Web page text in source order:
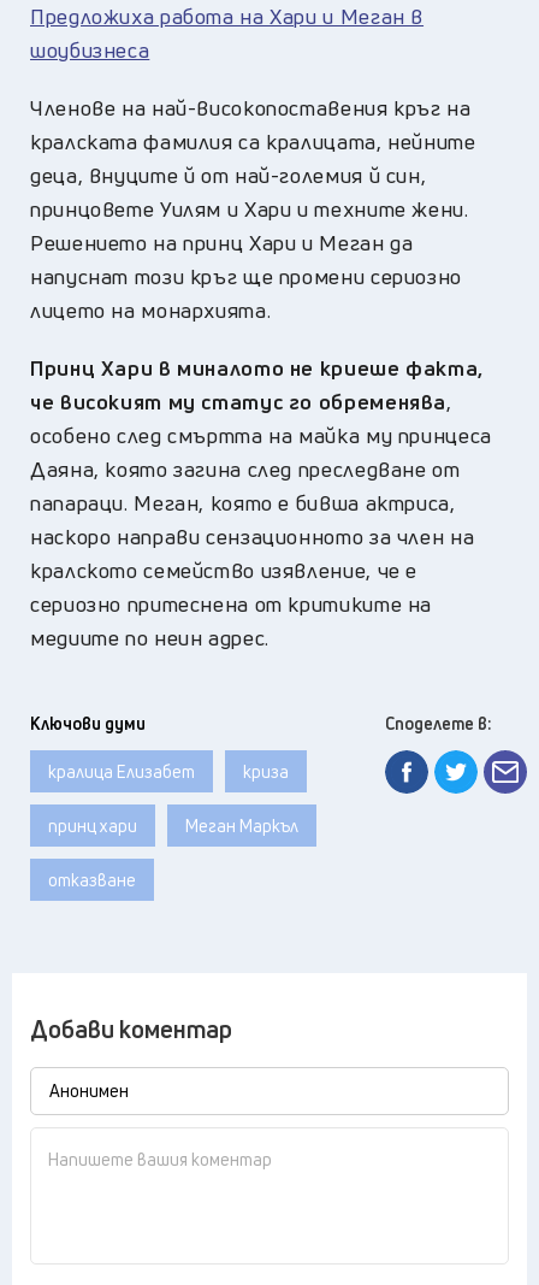
Предложиха работа на Хари и Меган в
шоубизнеса
Членове на най-високопоставения кръг на
кралската фамилия са кралицата, нейните
деца, внуците й от най-големия й син,
принцовете Уилям и Хари и техните жени.
Решението на принц Хари и Меган да
напуснат този кръг ще промени сериозно
лицето на монархията.
Принц Хари в миналото не криеше факта,
че високият му статус го обременява,
особено след смъртта на майка му принцеса
Даяна, която загина след преследване от
папараци. Меган, която е бивша актриса,
наскоро направи сензационното за член на
кралското семейство изявление, че е
сериозно притеснена от критиките на
медиите по неин адрес.
Ключови думи
кралица Елизабет криза
принц хари Меган Маркъл
отказване
Споделете в:
Добави коментар